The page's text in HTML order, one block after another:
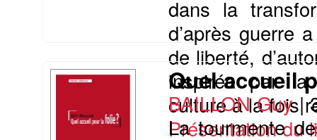
dans la
d’après guerre
de liberté,
inspirée par la
culture à la fois
Présentation du
Quel accueil
BAILLON Guy |
La tourmente